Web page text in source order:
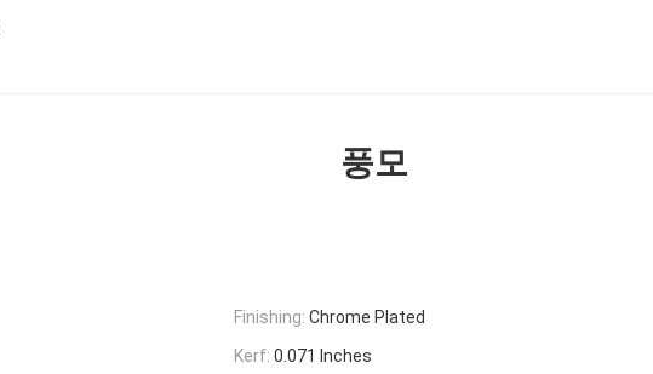
풍모
Finishing: Chrome Plated
Kerf: 0.071 Inches